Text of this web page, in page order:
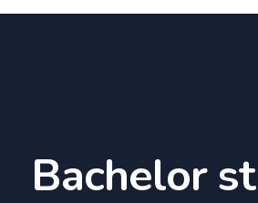
Bachelor